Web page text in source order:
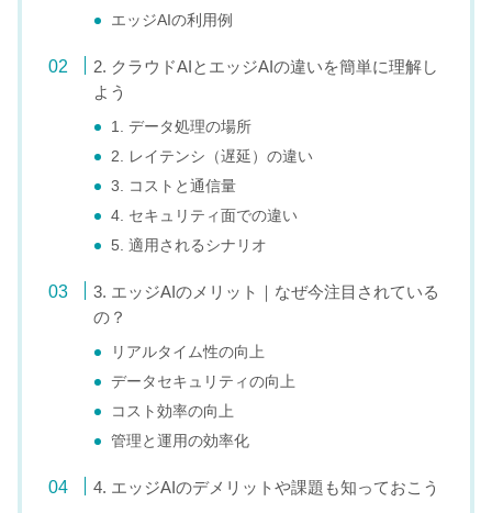
エッジAIの利用例
2. クラウドAIとエッジAIの違いを簡単に理解し
よう
1. データ処理の場所
2. レイテンシ（遅延）の違い
3. コストと通信量
4. セキュリティ面での違い
5. 適用されるシナリオ
3. エッジAIのメリット｜なぜ今注目されている
の？
リアルタイム性の向上
データセキュリティの向上
コスト効率の向上
管理と運用の効率化
4. エッジAIのデメリットや課題も知っておこう